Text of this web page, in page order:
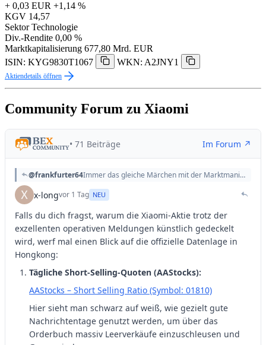
+ 0,03 EUR +1,14 %
KGV 14,57
Sektor Technologie
Div.-Rendite 0,00 %
Marktkapitalisierung 677,80 Mrd. EUR
ISIN: KYG9830T1067
WKN: A2JNY1
Aktiendetails öffnen
Community Forum zu Xiaomi